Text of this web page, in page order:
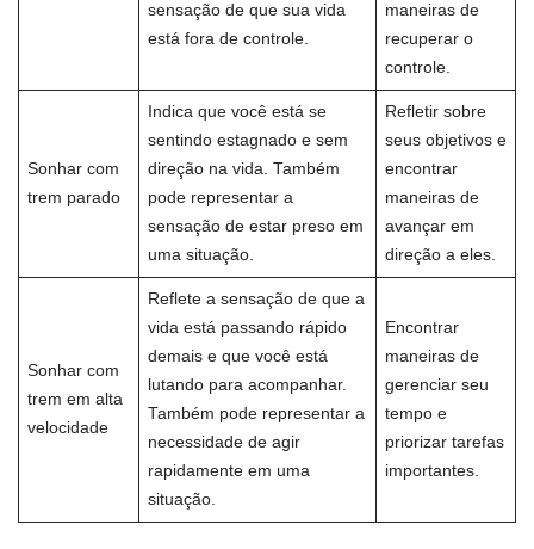
sensação de que sua vida
está fora de controle.
maneiras de
recuperar o
controle.
Sonhar com
trem parado
Indica que você está se
sentindo estagnado e sem
direção na vida. Também
pode representar a
sensação de estar preso em
uma situação.
Refletir sobre
seus objetivos e
encontrar
maneiras de
avançar em
direção a eles.
Sonhar com
trem em alta
velocidade
Reflete a sensação de que a
vida está passando rápido
demais e que você está
lutando para acompanhar.
Também pode representar a
necessidade de agir
rapidamente em uma
situação.
Encontrar
maneiras de
gerenciar seu
tempo e
priorizar tarefas
importantes.